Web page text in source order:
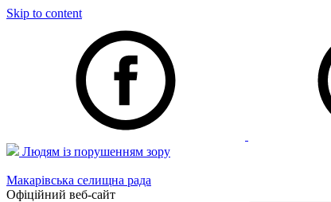
Skip to content
Людям із порушенням зору
Макарівська селищна рада
Офіційний веб-сайт